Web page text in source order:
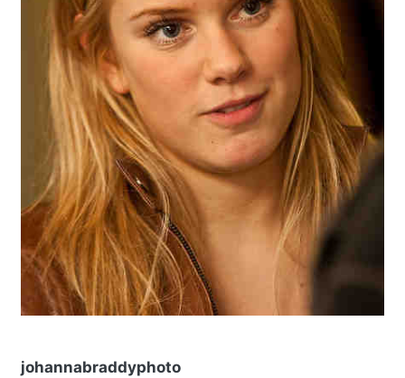
johannabraddyphoto